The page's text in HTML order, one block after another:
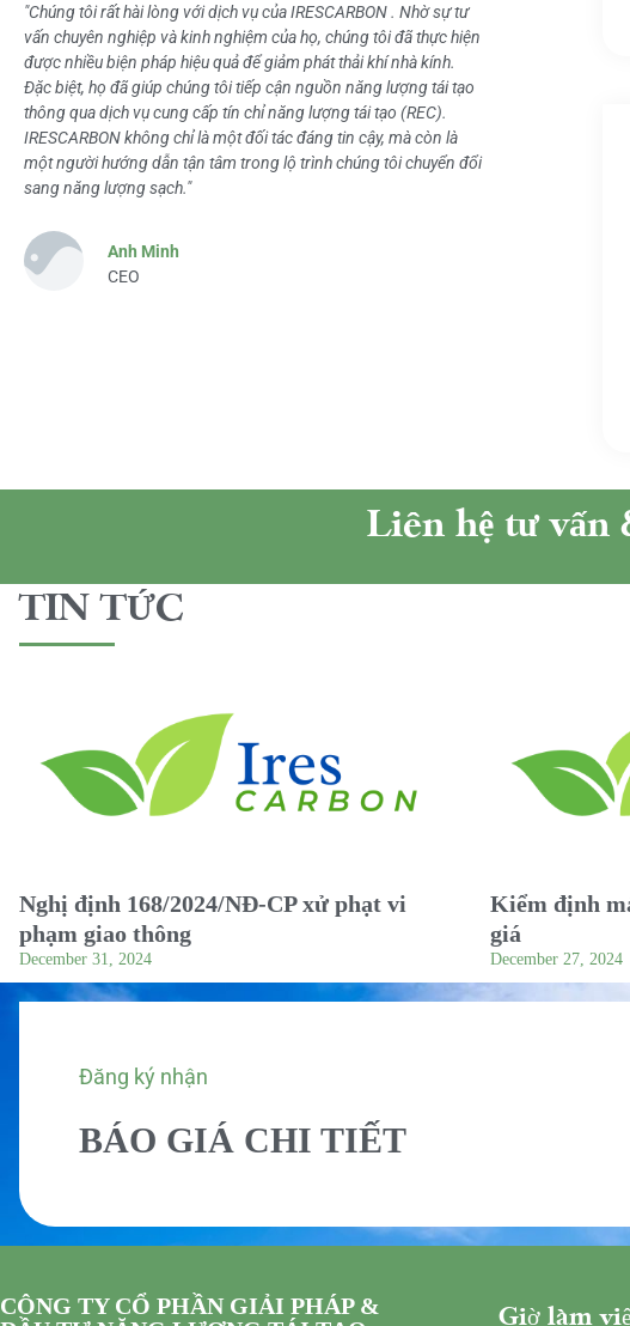
"Chúng tôi rất hài lòng với dịch vụ của IRESCARBON . Nhờ sự tư
vấn chuyên nghiệp và kinh nghiệm của họ, chúng tôi đã thực hiện
được nhiều biện pháp hiệu quả để giảm phát thải khí nhà kính.
Đặc biệt, họ đã giúp chúng tôi tiếp cận nguồn năng lượng tái tạo
thông qua dịch vụ cung cấp tín chỉ năng lượng tái tạo (REC).
IRESCARBON không chỉ là một đối tác đáng tin cậy, mà còn là
một người hướng dẫn tận tâm trong lộ trình chúng tôi chuyển đổi
sang năng lượng sạch."
Anh Minh
CEO
Liên hệ tư vấn
TIN TỨC
Nghị định 168/2024/NĐ-CP xử phạt vi
phạm giao thông
December 31, 2024
Kiểm định
giá
December 27, 2024
Đăng ký nhận
BÁO GIÁ CHI TIẾT
CÔNG TY CỔ PHẦN GIẢI PHÁP &
Giờ làm